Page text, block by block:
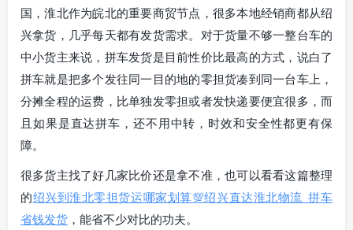
国，淮北作为皖北的重要商贸节点，很多本地经销商都从绍
兴拿货，几乎每天都有发货需求。对于货量不够一整台车的
中小货主来说，拼车发货是目前性价比最高的方式，说白了
拼车就是把多个发往同一目的地的零担货凑到同一台车上，
分摊全程的运费，比单独发零担或者发快递要便宜很多，而
且如果是直达拼车，还不用中转，时效和安全性都更有保
障。
很多货主找了好几家比价还是拿不准，也可以看看这篇整理
的绍兴到淮北零担货运哪家划算💯绍兴直达淮北物流_拼车
省钱发货 ，能省不少对比的功夫。